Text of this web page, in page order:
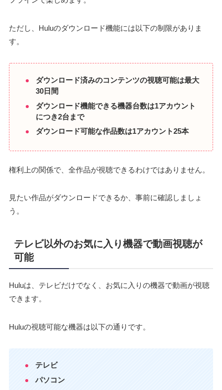
ただし、Huluのダウンロード機能には以下の制限がありま
す。
ダウンロード済みのコンテンツの視聴可能は最大
30日間
ダウンロード機能できる機器台数は1アカウント
につき2台まで
ダウンロード可能な作品数は1アカウント25本
権利上の関係で、全作品が視聴できるわけではありません。
見たい作品がダウンロードできるか、事前に確認しましょ
う。
テレビ以外のお気に入り機器で動画視聴が
可能
Huluは、テレビだけでなく、お気に入りの機器で動画が視聴
できます。
Huluの視聴可能な機器は以下の通りです。
テレビ
パソコン